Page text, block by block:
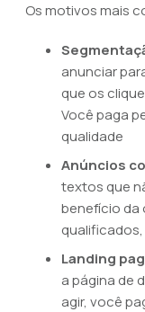
Os motivos mais
anunciar
que os
Você paga
qualidade
Anúncios
textos que
benefício da
Landing
a página de
agir, você